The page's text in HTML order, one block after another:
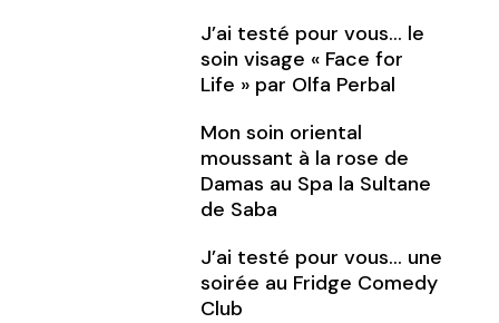
J’ai testé pour vous… le
soin visage « Face for
Life » par Olfa Perbal
Mon soin oriental
moussant à la rose de
Damas au Spa la Sultane
de Saba
J’ai testé pour vous… une
soirée au Fridge Comedy
Club